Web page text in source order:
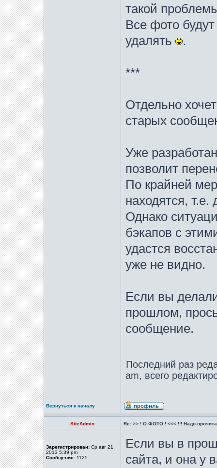
такой
Все фото
удалять
.
***
Отдельно
старых
Уже
позволит
По крайней
находятся, т.е.
Однако
бэкапов с
удастся
уже не видно.
Если вы
прошлом,
сообщение.
Последний раз
am, всего
Вернуться к началу
SiteAdmin Re: >> ! О ФОТО ! <<< !!! Надо
Зарегистрирован: Ср авг 21,
2013 5:39 pm
Сообщения: 1125
Если вы в
сайта, и она у